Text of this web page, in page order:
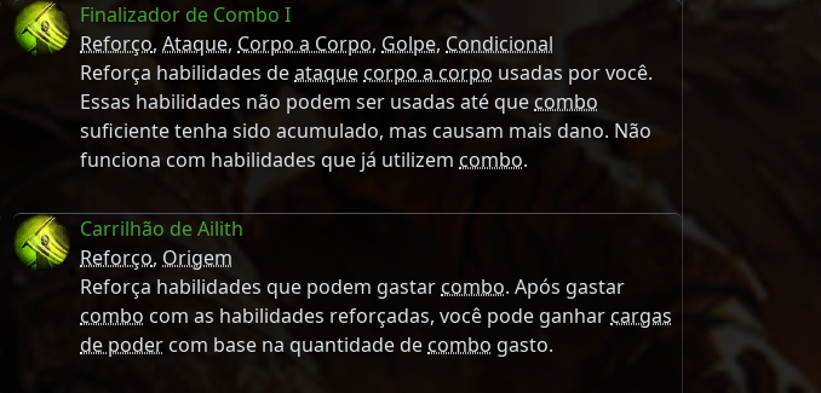
Finalizador de Combo I
Reforço, Ataque, Corpo a Corpo, Golpe, Condicional
Reforça habilidades deataquecorpo a corpo usadas por você.
Essas habilidades não podem ser usadas até quecombo
suficiente tenha sido acumulado, mas causam mais dano. Não
funciona com habilidades que já utilizem combo.
Carrilhão de Ailith
Reforço, Origem
Reforça habilidades que podem gastarcombo. Após gastar
combo com as habilidades reforçadas, você pode ganharcargas
de poder com base na quantidade decombo gasto.